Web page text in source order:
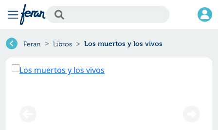
Feran Libros Los muertos y los vivos